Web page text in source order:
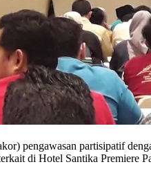
pengawasan partisipatif
di Hotel Santika Premiere